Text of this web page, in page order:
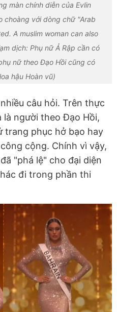
màn chính diễn của Evlin
choàng với dòng chữ "Arab
A muslim woman can also
dịch: Phụ nữ Ả Rập cần có
nữ theo Đạo Hồi cũng có
hậu Hoàn vũ)
câu hỏi. Trên thực
là người theo Đạo Hồi,
trang phục hở bạo hay
cộng. Chính vì vậy,
"phá lệ" cho đại diện
đi trong phần thi